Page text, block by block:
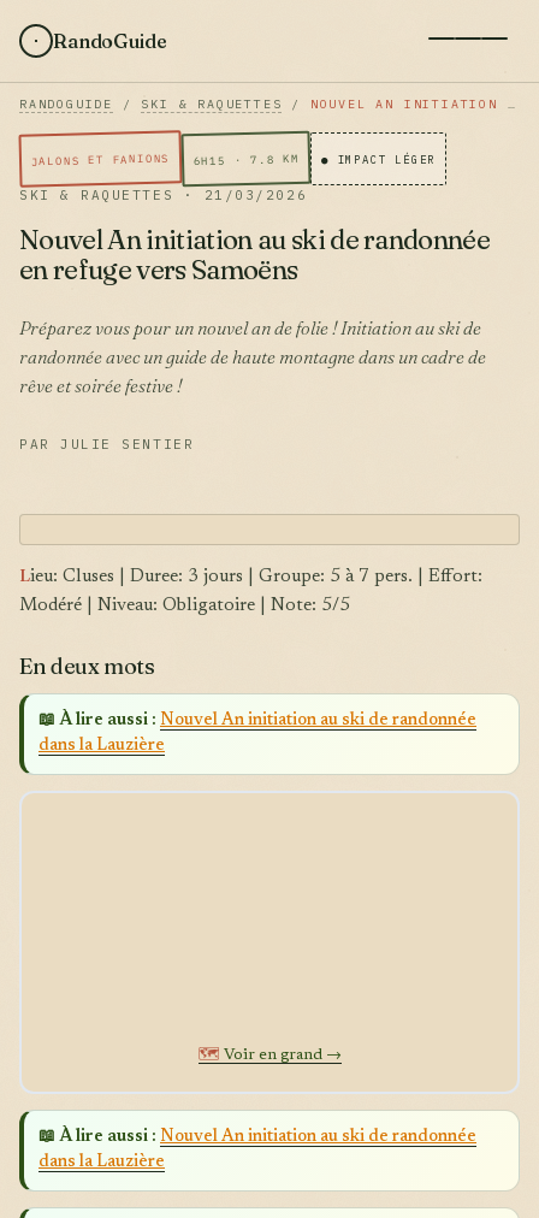
RandoGuide
RANDOGUIDE / SKI & RAQUETTES / NOUVEL AN INITIATION AU SKI DE RANDONNÉE EN REFUGE VERS SAMOËNS
JALONS ET FANIONS 6H15 · 7.8 KM ● IMPACT LÉGER
SKI & RAQUETTES · 21/03/2026
Nouvel An initiation au ski de randonnée
en refuge vers Samoëns
Préparez vous pour un nouvel an de folie ! Initiation au ski de
randonnée avec un guide de haute montagne dans un cadre de
rêve et soirée festive !
PAR JULIE SENTIER
Lieu: Cluses | Duree: 3 jours | Groupe: 5 à 7 pers. | Effort:
Modéré | Niveau: Obligatoire | Note: 5/5
En deux mots
📖 À lire aussi : Nouvel An initiation au ski de randonnée
dans la Lauzière
🗺️ Voir en grand →
📖 À lire aussi : Nouvel An initiation au ski de randonnée
dans la Lauzière